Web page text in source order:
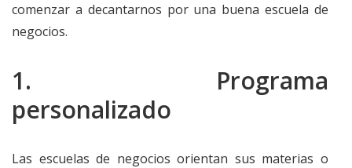
comenzar a decantarnos por una buena escuela de
negocios.
1. Programa
personalizado
Las escuelas de negocios orientan sus materias o